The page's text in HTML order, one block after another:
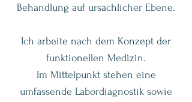
Behandlung auf ursächlicher Ebene.
Ich arbeite nach dem Konzept der
funktionellen Medizin.
Im Mittelpunkt stehen eine
umfassende Labordiagnostik sowie